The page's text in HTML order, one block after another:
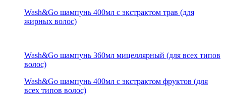
Wash&Go шампунь 400мл с экстрактом трав (для
жирных волос)
Wash&Go шампунь 360мл мицеллярный (для всех типов
волос)
Wash&Go шампунь 400мл с экстрактом фруктов (для
всех типов волос)